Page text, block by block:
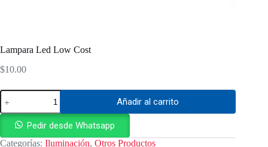
Lampara Led Low Cost
$10.00
Lampara
Led
Low
Cost
cantidad
Añadir al carrito
Pedir desde Whatsapp
Categorías: Iluminación, Otros Productos